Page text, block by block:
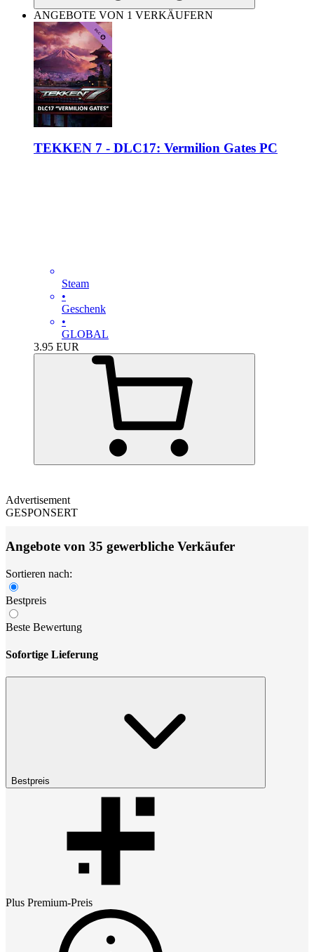
ANGEBOTE VON 1 VERKÄUFERN
TEKKEN 7 - DLC17: Vermilion Gates PC
Steam
•
Geschenk
•
GLOBAL
3.95 EUR
Advertisement
GESPONSERT
Angebote von 35 gewerbliche Verkäufer
Sortieren nach:
Bestpreis
Beste Bewertung
Sofortige Lieferung
Bestpreis
Plus Premium-Preis